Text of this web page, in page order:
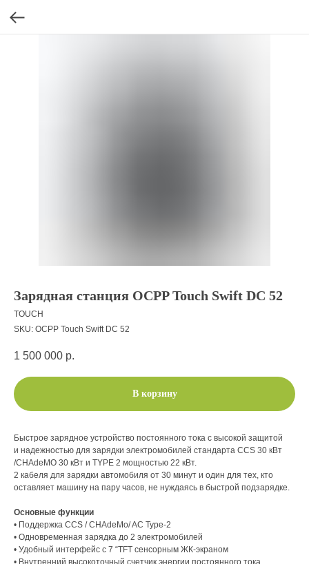
Зарядная станция OCPP Touch Swift DC 52
TOUCH
SKU: OCPP Touch Swift DC 52
1 500 000 р.
В корзину
Быстрое зарядное устройство постоянного тока с высокой защитой
и надежностью для зарядки электромобилей стандарта CCS 30 кВт
/CHAdeMO 30 кВт и TYPE 2 мощностью 22 кВт.
2 кабеля для зарядки автомобиля от 30 минут и один для тех, кто
оставляет машину на пару часов, не нуждаясь в быстрой подзарядке.
Основные функции
• Поддержка CCS / CHAdeMo/ AC Type-2
• Одновременная зарядка до 2 электромобилей
• Удобный интерфейс с 7 “TFT сенсорным ЖК-экраном